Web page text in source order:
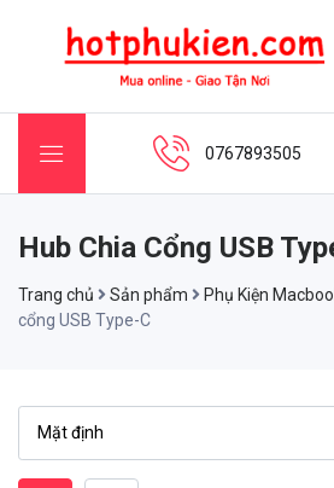
0767893505
Hub Chia Cổng USB
Trang chủ Sản phẩm Phụ Kiện
cổng USB Type-C